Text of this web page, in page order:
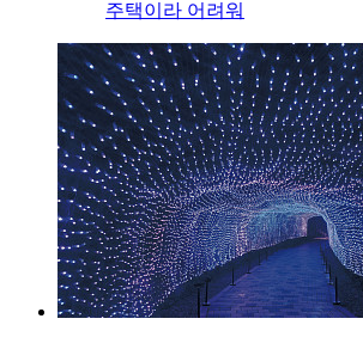
주택이라 어려워